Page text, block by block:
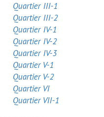
Quartier III-1
Quartier III-2
Quartier IV-1
Quartier IV-2
Quartier IV-3
Quartier V-1
Quartier V-2
Quartier VI
Quartier VII-1